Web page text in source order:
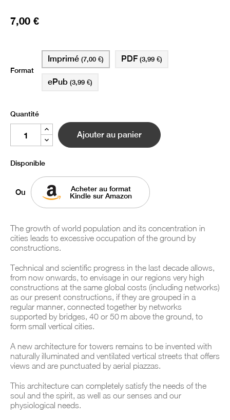
7,00 €
Format
Imprimé (7,00 €)
ePub (3,99 €)
PDF (3,99 €)
Quantité
Ajouter au panier
Disponible
Ou
Acheter au format
Kindle sur Amazon
The growth of world population and its concentration in
cities leads to excessive occupation of the ground by
constructions.
Technical and scientific progress in the last decade allows,
from now onwards, to envisage in our regions very high
constructions at the same global costs (including networks)
as our present constructions, if they are grouped in a
regular manner, connected together by networks
supported by bridges, 40 or 50 m above the ground, to
form small vertical cities.
A new architecture for towers remains to be invented with
naturally illuminated and ventilated vertical streets that offers
views and are punctuated by aerial piazzas.
This architecture can completely satisfy the needs of the
soul and the spirit, as well as our senses and our
physiological needs.